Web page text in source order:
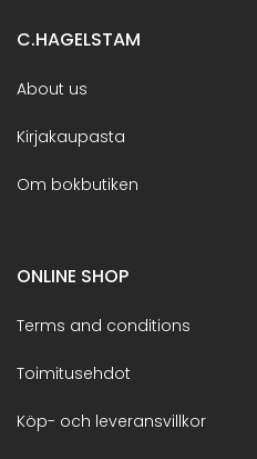
C.HAGELSTAM
About us
Kirjakaupasta
Om bokbutiken
ONLINE SHOP
Terms and conditions
Toimitusehdot
Köp- och leveransvillkor